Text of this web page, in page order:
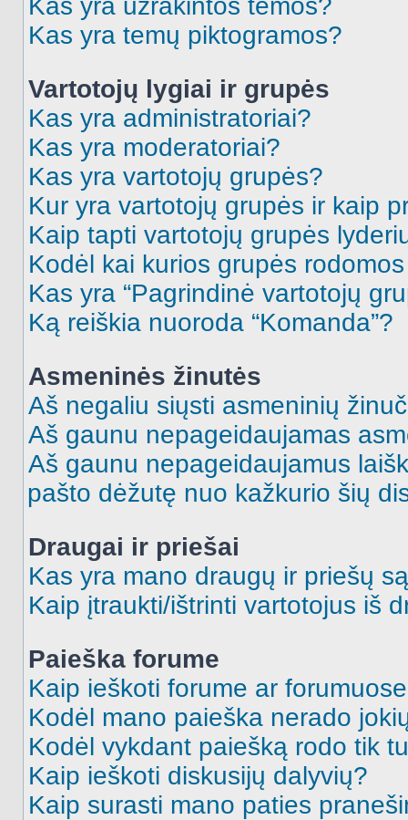
Kas yra užrakintos temos?
Kas yra temų piktogramos?
Vartotojų lygiai ir grupės
Kas yra administratoriai?
Kas yra moderatoriai?
Kas yra vartotojų grupės?
Kur yra vartotojų grupės ir kaip
Kaip tapti vartotojų grupės
Kodėl kai kurios grupės
Kas yra “Pagrindinė vartotojų
Ką reiškia nuoroda “Komanda”?
Asmeninės žinutės
Aš negaliu siųsti asmeninių
Aš gaunu nepageidaujamas
Aš gaunu nepageidaujamus
pašto dėžutę nuo kažkurio šių
Draugai ir priešai
Kas yra mano draugų ir priešų
Kaip įtraukti/ištrinti vartotojus iš
Paieška forume
Kaip ieškoti forume ar
Kodėl mano paieška nerado
Kodėl vykdant paiešką rodo tik
Kaip ieškoti diskusijų dalyvių?
Kaip surasti mano paties